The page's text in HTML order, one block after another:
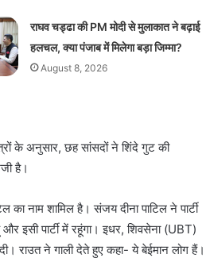
राघव चड्ढा की PM मोदी से मुलाकात ने बढ़ाई
हलचल, क्या पंजाब में मिलेगा बड़ा जिम्मा?
August 8, 2026
के अनुसार, छह सांसदों ने शिंदे गुट की
है।
नाम शामिल है। संजय दीना पाटिल ने पार्टी
इसी पार्टी में रहूंगा। इधर, शिवसेना (UBT)
राउत ने गाली देते हुए कहा- ये बेईमान लोग हैं।